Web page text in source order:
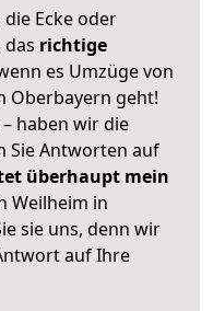
Ecke oder
richtige
es Umzüge von
Oberbayern geht!
haben wir die
Sie Antworten auf
überhaupt mein
Weilheim in
sie uns, denn wir
auf Ihre